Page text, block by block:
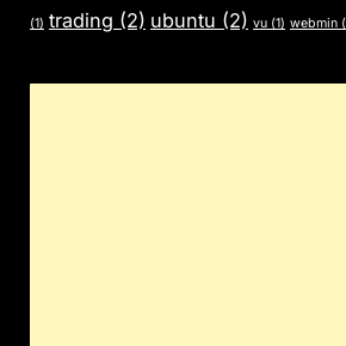
(1) trading (2) ubuntu (2) vu (1) webmin